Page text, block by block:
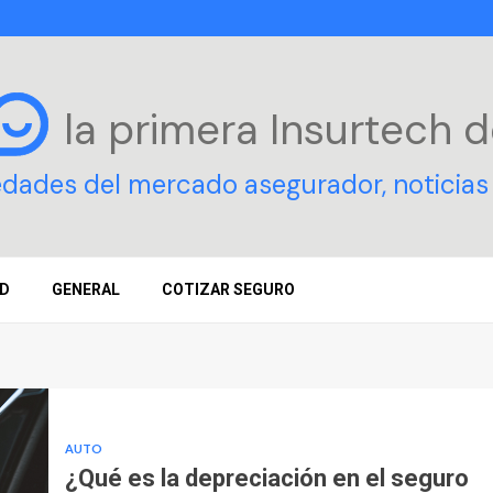
la primera Insurtech
del mercado asegurador,
GENERAL COTIZAR SEGURO
AUTO
¿Qué es la depreciación en el seguro